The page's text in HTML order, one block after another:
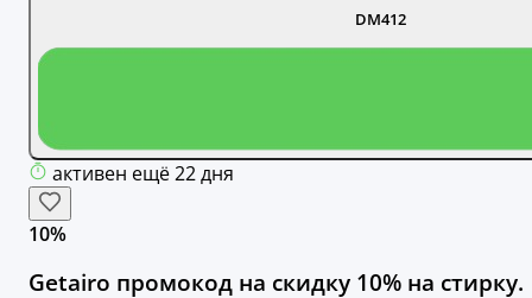
DM412
активен ещё 22 дня
10%
Getairo промокод на скидку 10% на стирку.